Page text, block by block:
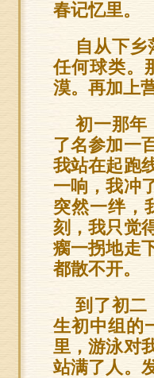
春记忆里。
自从下
任何球类。
漠。再加上
初一那年
了名参加一
我站在起跑
一响，我冲
突然一绊，
刻，我只觉
瘸一拐地走
都散不开。
到了初二
生初中组的
里，游泳对
站满了人。